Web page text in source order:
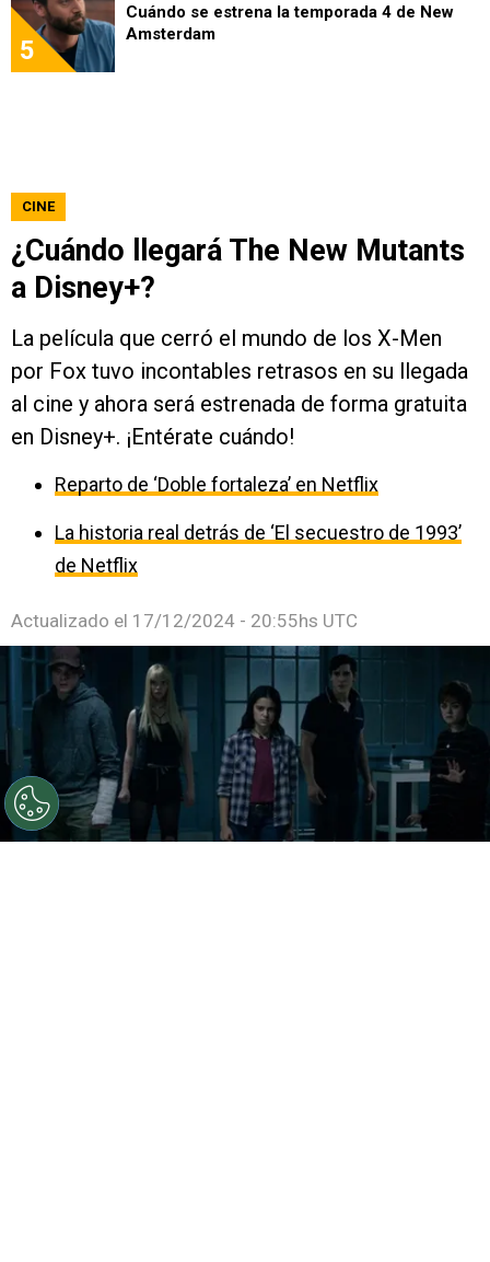
5
Cuándo se estrena la temporada 4 de New
Amsterdam
CINE
¿Cuándo llegará The New Mutants
a Disney+?
La película que cerró el mundo de los X-Men
por Fox tuvo incontables retrasos en su llegada
al cine y ahora será estrenada de forma gratuita
en Disney+. ¡Entérate cuándo!
Reparto de ‘Doble fortaleza’ en Netflix
La historia real detrás de ‘El secuestro de 1993’
de Netflix
Actualizado el 17/12/2024 - 20:55hs UTC